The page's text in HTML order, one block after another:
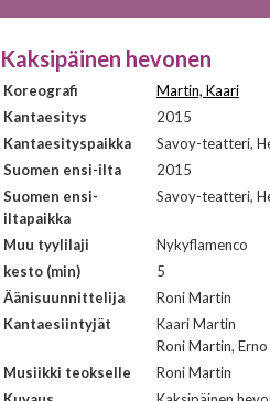
Kaksipäinen hevonen
Koreografi
Martin, Kaari
Kantaesitys
2015
Kantaesityspaikka
Savoy-teatteri,
Suomen ensi-ilta
2015
Suomen ensi-
iltapaikka
Savoy-teatteri,
Muu tyylilaji
Nykyflamenco
kesto (min)
5
Äänisuunnittelija
Roni Martin
Kantaesiintyjät
Kaari Martin
Roni Martin,
Musiikki teokselle
Roni Martin